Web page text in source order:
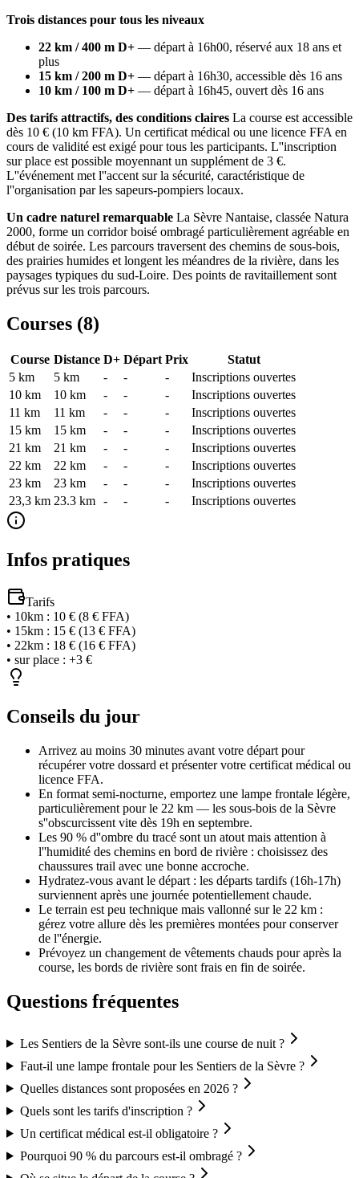
Trois distances pour tous les niveaux
22 km / 400 m D+ — départ à 16h00, réservé aux 18 ans et
plus
15 km / 200 m D+ — départ à 16h30, accessible dès 16 ans
10 km / 100 m D+ — départ à 16h45, ouvert dès 16 ans
Des tarifs attractifs, des conditions claires La course est accessible
dès 10 € (10 km FFA). Un certificat médical ou une licence FFA en
cours de validité est exigé pour tous les participants. L''inscription
sur place est possible moyennant un supplément de 3 €.
L''événement met l''accent sur la sécurité, caractéristique de
l''organisation par les sapeurs-pompiers locaux.
Un cadre naturel remarquable La Sèvre Nantaise, classée Natura
2000, forme un corridor boisé ombragé particulièrement agréable en
début de soirée. Les parcours traversent des chemins de sous-bois,
des prairies humides et longent les méandres de la rivière, dans les
paysages typiques du sud-Loire. Des points de ravitaillement sont
prévus sur les trois parcours.
Courses (8)
Course Distance D+ Départ Prix
Statut
5 km
5 km - - -
Inscriptions ouvertes
10 km
10 km - - -
Inscriptions ouvertes
11 km
11 km - - -
Inscriptions ouvertes
15 km
15 km - - -
Inscriptions ouvertes
21 km
21 km - - -
Inscriptions ouvertes
22 km
22 km - - -
Inscriptions ouvertes
23 km
23 km - - -
Inscriptions ouvertes
23,3 km 23.3 km - - - Inscriptions ouvertes
Infos pratiques
Tarifs
• 10km : 10 € (8 € FFA)
• 15km : 15 € (13 € FFA)
• 22km : 18 € (16 € FFA)
• sur place : +3 €
Conseils du jour
Arrivez au moins 30 minutes avant votre départ pour
récupérer votre dossard et présenter votre certificat médical ou
licence FFA.
En format semi-nocturne, emportez une lampe frontale légère,
particulièrement pour le 22 km — les sous-bois de la Sèvre
s''obscurcissent vite dès 19h en septembre.
Les 90 % d''ombre du tracé sont un atout mais attention à
l''humidité des chemins en bord de rivière : choisissez des
chaussures trail avec une bonne accroche.
Hydratez-vous avant le départ : les départs tardifs (16h-17h)
surviennent après une journée potentiellement chaude.
Le terrain est peu technique mais vallonné sur le 22 km :
gérez votre allure dès les premières montées pour conserver
de l''énergie.
Prévoyez un changement de vêtements chauds pour après la
course, les bords de rivière sont frais en fin de soirée.
Questions fréquentes
Les Sentiers de la Sèvre sont-ils une course de nuit ?
Faut-il une lampe frontale pour les Sentiers de la Sèvre ?
Quelles distances sont proposées en 2026 ?
Quels sont les tarifs d'inscription ?
Un certificat médical est-il obligatoire ?
Pourquoi 90 % du parcours est-il ombragé ?